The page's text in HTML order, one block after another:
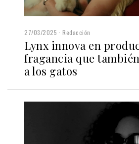
27/03/2025 Redacción
Lynx innova en
fragancia que
a los gatos